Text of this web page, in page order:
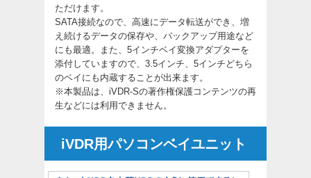
ただけます。
SATA接続なので、高速にデータ転送ができ、増
え続けるデータの保存や、バックアップ用途など
にも最適。また、5インチベイ変換アダプターを
添付していますので、3.5インチ、5インチどちら
のベイにも内蔵することが出来ます。
※本製品は、iVDR-Sの著作権保護コンテンツの再
生などには利用できません。
iVDR用パソコンベイユニット